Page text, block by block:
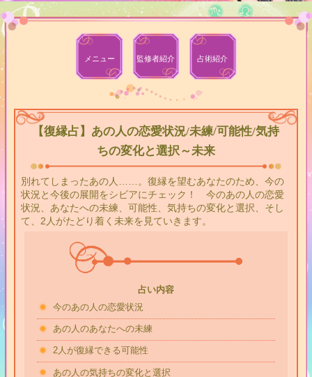
メニュー 監修者紹介 占術紹介
【復縁占】あの人の恋愛状況/未練/可能性/気持
ちの変化と選択～未来
別れてしまったあの人……。復縁を望むあなたのため、今の
状況と今後の展開をシビアにチェック！ 今のあの人の恋愛
状況、あなたへの未練、可能性、気持ちの変化と選択、そし
て、2人がたどり着く未来を見ていきます。
占い内容
今のあの人の恋愛状況
あの人のあなたへの未練
2人が復縁できる可能性
あの人の気持ちの変化と選択